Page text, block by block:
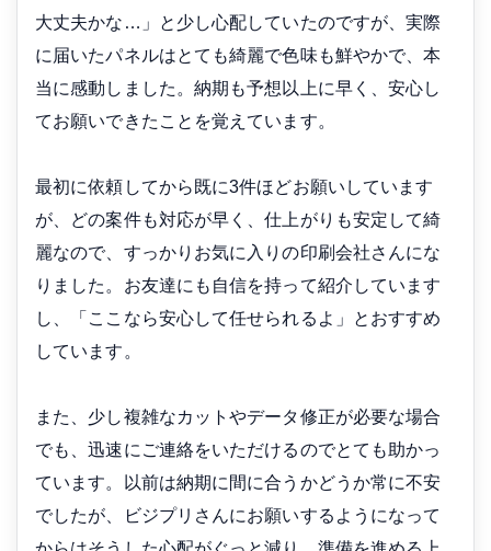
大丈夫かな…」と少し心配していたのですが、実際
に届いたパネルはとても綺麗で色味も鮮やかで、本
当に感動しました。納期も予想以上に早く、安心し
てお願いできたことを覚えています。
最初に依頼してから既に3件ほどお願いしています
が、どの案件も対応が早く、仕上がりも安定して綺
麗なので、すっかりお気に入りの印刷会社さんにな
りました。お友達にも自信を持って紹介しています
し、「ここなら安心して任せられるよ」とおすすめ
しています。
また、少し複雑なカットやデータ修正が必要な場合
でも、迅速にご連絡をいただけるのでとても助かっ
ています。以前は納期に間に合うかどうか常に不安
でしたが、ビジプリさんにお願いするようになって